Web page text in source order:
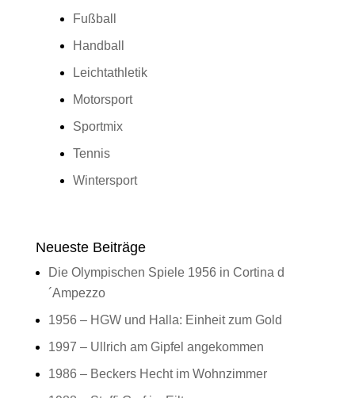
Fußball
Handball
Leichtathletik
Motorsport
Sportmix
Tennis
Wintersport
Neueste Beiträge
Die Olympischen Spiele 1956 in Cortina d
´Ampezzo
1956 – HGW und Halla: Einheit zum Gold
1997 – Ullrich am Gipfel angekommen
1986 – Beckers Hecht im Wohnzimmer